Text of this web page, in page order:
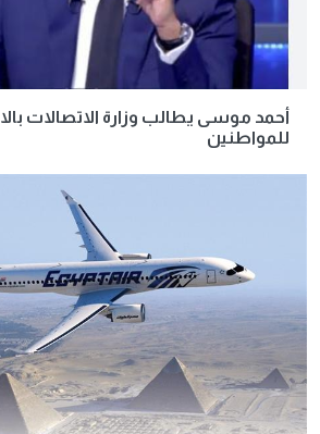
أحمد موسى يطالب وزارة الاتصالات
للمواطنين